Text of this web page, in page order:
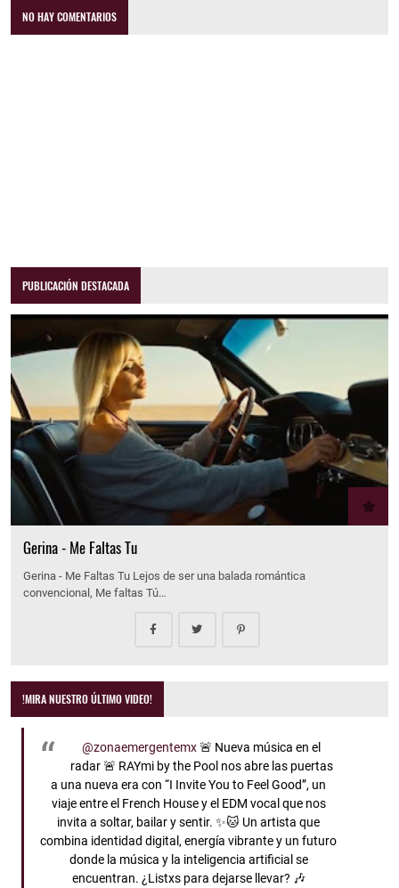
NO HAY COMENTARIOS
PUBLICACIÓN DESTACADA
Gerina - Me Faltas Tu
Gerina - Me Faltas Tu Lejos de ser una balada romántica
convencional, Me faltas Tú…
!MIRA NUESTRO ÚLTIMO VIDEO!
@zonaemergentemx🚨 Nueva música en el
radar 🚨 RAYmi by the Pool nos abre las puertas
a una nueva era con “I Invite You to Feel Good”, un
viaje entre el French House y el EDM vocal que nos
invita a soltar, bailar y sentir. ✨🐱 Un artista que
combina identidad digital, energía vibrante y un futuro
donde la música y la inteligencia artificial se
encuentran. ¿Listxs para dejarse llevar? 🎶